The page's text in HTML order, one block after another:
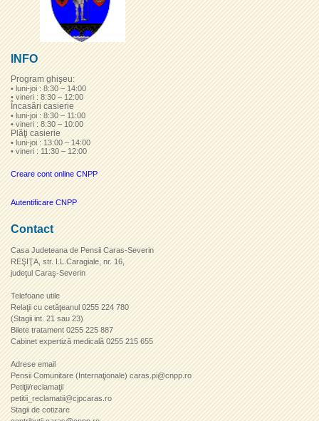
INFO
Program ghişeu:
• luni-joi : 8:30 – 14:00
• vineri : 8:30 – 12:00
Încasări casierie
• luni-joi : 8:30 – 11:00
• vineri : 8:30 – 10:00
Plăţi casierie
• luni-joi : 13:00 – 14:00
• vineri : 11:30 – 12:00
Creare cont online CNPP
Autentificare CNPP
Contact
Casa Judeteana de Pensii Caras-Severin
REŞIŢA, str. I.L.Caragiale, nr. 16,
judeţul Caraş-Severin
Telefoane utile
Relaţii cu cetăţeanul 0255 224 780
(Stagii int. 21 sau 23)
Bilete tratament 0255 225 887
Cabinet expertiză medicală 0255 215 655
Adrese email
Pensii Comunitare (Internaţionale) caras.pi@cnpp.ro
Petiţii/reclamaţii
petitii_reclamatii@cjpcaras.ro
Stagii de cotizare